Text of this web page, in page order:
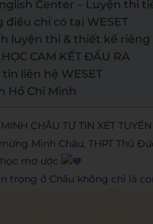
Center – Luyện thi
điều chỉ có tại WESET
luyện thi & thiết kế
CAM KẾT ĐẦU RA
liên hệ WESET
Hồ Chí Minh
CHÂU TỰ TIN XÉT
Minh Châu, THPT Thủ
mơ ước
trọng ở Châu không chỉ là